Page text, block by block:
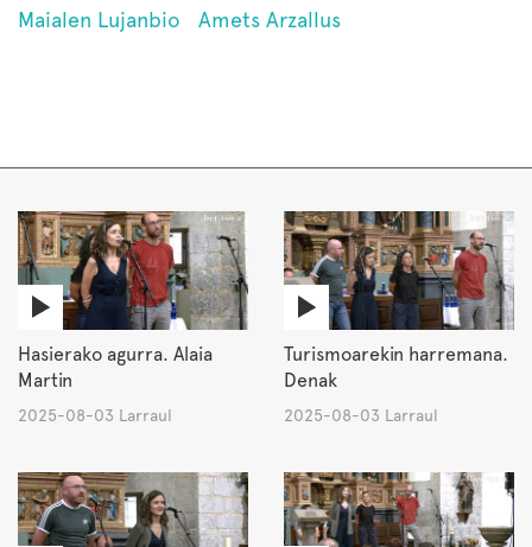
Maialen Lujanbio Amets Arzallus
Hasierako agurra. Alaia
Martin
2025-08-03 Larraul
Turismoarekin harremana.
Denak
2025-08-03 Larraul